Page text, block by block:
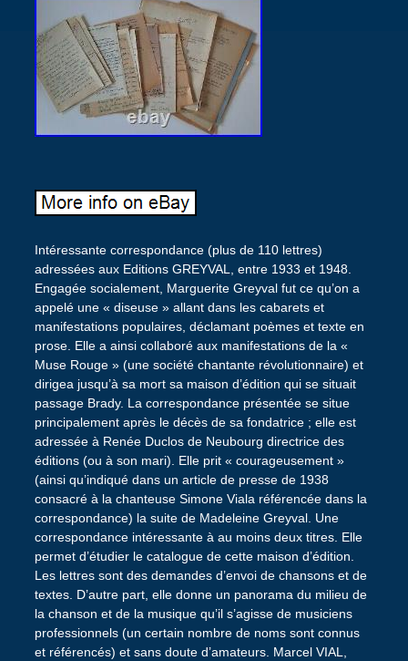
Intéressante correspondance (plus de 110 lettres)
adressées aux Editions GREYVAL, entre 1933 et 1948.
Engagée socialement, Marguerite Greyval fut ce qu’on a
appelé une « diseuse » allant dans les cabarets et
manifestations populaires, déclamant poèmes et texte en
prose. Elle a ainsi collaboré aux manifestations de la «
Muse Rouge » (une société chantante révolutionnaire) et
dirigea jusqu’à sa mort sa maison d’édition qui se situait
passage Brady. La correspondance présentée se situe
principalement après le décès de sa fondatrice ; elle est
adressée à Renée Duclos de Neubourg directrice des
éditions (ou à son mari). Elle prit « courageusement »
(ainsi qu’indiqué dans un article de presse de 1938
consacré à la chanteuse Simone Viala référencée dans la
correspondance) la suite de Madeleine Greyval. Une
correspondance intéressante à au moins deux titres. Elle
permet d’étudier le catalogue de cette maison d’édition.
Les lettres sont des demandes d’envoi de chansons et de
textes. D’autre part, elle donne un panorama du milieu de
la chanson et de la musique qu’il s’agisse de musiciens
professionnels (un certain nombre de noms sont connus
et référencés) et sans doute d’amateurs. Marcel VIAL,